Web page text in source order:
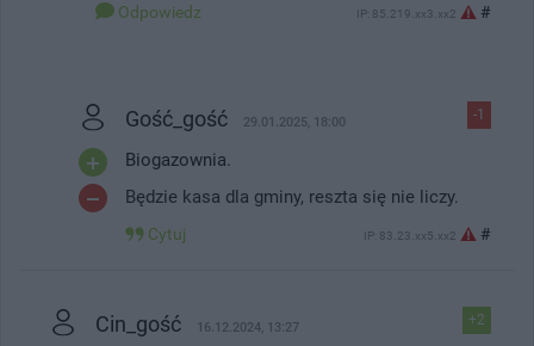
Odpowiedz IP: 85.219.xx3.xx2 #
-1
Gość_gość 29.01.2025, 18:00
Biogazownia.
Będzie kasa dla gminy, reszta się nie liczy.
Cytuj IP: 83.23.xx5.xx2 #
+2
Cin_gość 16.12.2024, 13:27